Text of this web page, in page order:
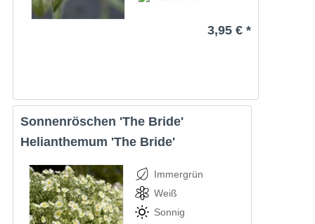
3,95 € *
Sonnenröschen 'The Bride'
Helianthemum 'The Bride'
Immergrün
Weiß
Sonnig